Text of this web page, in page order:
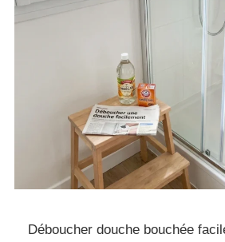
Déboucher douche bouchée